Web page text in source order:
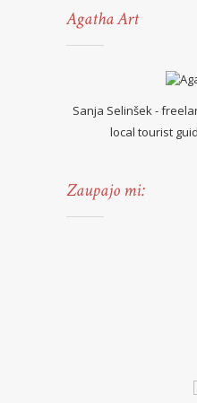
Agatha Art
Sanja Selinšek -
local tourist
Zaupajo mi: